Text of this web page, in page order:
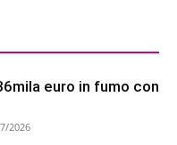
euro in fumo con
2026